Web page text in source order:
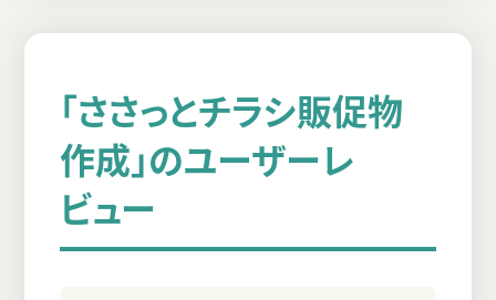
た。
す。
「ささっとチラシ販促物
作成」のユーザーレ
ビュー